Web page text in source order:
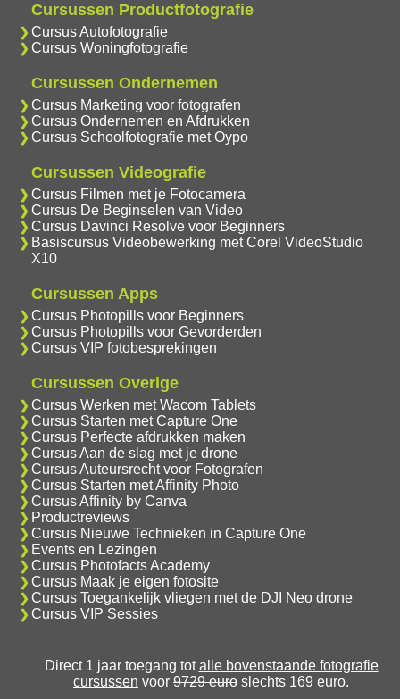
Cursussen Productfotografie
Cursus Autofotografie
Cursus Woningfotografie
Cursussen Ondernemen
Cursus Marketing voor fotografen
Cursus Ondernemen en Afdrukken
Cursus Schoolfotografie met Oypo
Cursussen Videografie
Cursus Filmen met je Fotocamera
Cursus De Beginselen van Video
Cursus Davinci Resolve voor Beginners
Basiscursus Videobewerking met Corel VideoStudio
X10
Cursussen Apps
Cursus Photopills voor Beginners
Cursus Photopills voor Gevorderden
Cursus VIP fotobesprekingen
Cursussen Overige
Cursus Werken met Wacom Tablets
Cursus Starten met Capture One
Cursus Perfecte afdrukken maken
Cursus Aan de slag met je drone
Cursus Auteursrecht voor Fotografen
Cursus Starten met Affinity Photo
Cursus Affinity by Canva
Productreviews
Cursus Nieuwe Technieken in Capture One
Events en Lezingen
Cursus Photofacts Academy
Cursus Maak je eigen fotosite
Cursus Toegankelijk vliegen met de DJI Neo drone
Cursus VIP Sessies
Direct 1 jaar toegang totalle bovenstaande fotografie
cursussen voor 9729 euro slechts 169 euro.